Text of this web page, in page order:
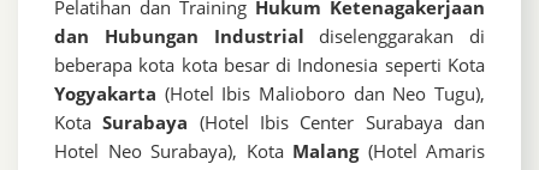
Pelatihan dan Training Hukum Ketenagakerjaan
dan Hubungan Industrial diselenggarakan di
beberapa kota kota besar di Indonesia seperti Kota
Yogyakarta (Hotel Ibis Malioboro dan Neo Tugu),
KotaSurabaya (Hotel Ibis Center Surabaya dan
Hotel Neo Surabaya), Kota Malang(Hotel Amaris